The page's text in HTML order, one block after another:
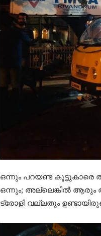
ഒന്നും പറയണ്ട കൂട്ടുകാരെ
ഒന്നും; അല്ലെങ്കിൽ ആരും
ട്രോളി വല്ലതും